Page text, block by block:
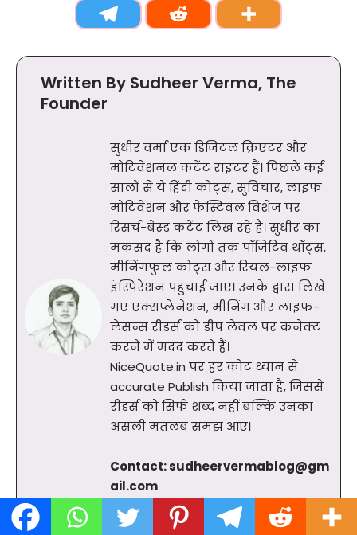
Written By Sudheer Verma, The
Founder
सुधीर वर्मा एक डिजिटल क्रिएटर और
मोटिवेशनल कंटेंट राइटर हैं। पिछले कई
सालों से ये हिंदी कोट्स, सुविचार, लाइफ
मोटिवेशन और फेस्टिवल विशेज पर
रिसर्च-बेस्ड कंटेंट लिख रहे हैं। सुधीर का
मकसद है कि लोगों तक पॉजिटिव थॉट्स,
मीनिंगफुल कोट्स और रियल-लाइफ
इंस्पिरेशन पहुंचाई जाए। उनके द्वारा लिखे
गए एक्सप्लेनेशन, मीनिंग और लाइफ-
लेसन्स रीडर्स को डीप लेवल पर कनेक्ट
करने में मदद करते हैं।
NiceQuote.in पर हर कोट ध्यान से
accurate Publish किया जाता है, जिससे
रीडर्स को सिर्फ शब्द नहीं बल्कि उनका
असली मतलब समझ आए।
Contact:sudheervermablog@gm
ail.com